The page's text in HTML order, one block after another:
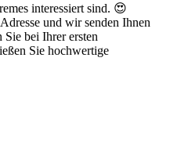
interessiert sind. 😍
und wir senden Ihnen
Sie bei Ihrer ersten
Sie hochwertige